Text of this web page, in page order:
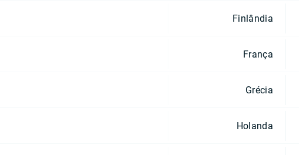
Finlândia
França
Grécia
Holanda